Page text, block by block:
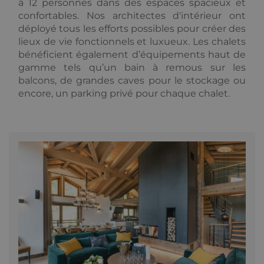
à 12 personnes dans des espaces spacieux et
confortables. Nos architectes d'intérieur ont
déployé tous les efforts possibles pour créer des
lieux de vie fonctionnels et luxueux. Les chalets
bénéficient également d’équipements haut de
gamme tels qu’un bain à remous sur les
balcons, de grandes caves pour le stockage ou
encore, un parking privé pour chaque chalet.
et est utilisé
pour compter
et suivre les
pages vues.
_gat_UA-
103999891-3
.alpine-
lodges.fr
1 minute
This is a
pattern type
cookie set by
Google
Analytics,
where the
identity
number of
the account
or website it
relates to. It is
a variation of
the _gat
cookie which
is used to
limit the
amount of
data recorded
by Google on
high traffic
volume